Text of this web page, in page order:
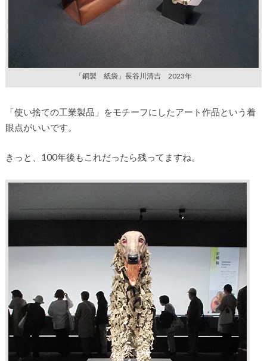
「銅製 紙袋」長谷川清吉 2023年
「使い捨ての工業製品」をモチーフにしたアート作品という着
眼点がいいです。
きっと、100年後もこれだったら残ってますね。